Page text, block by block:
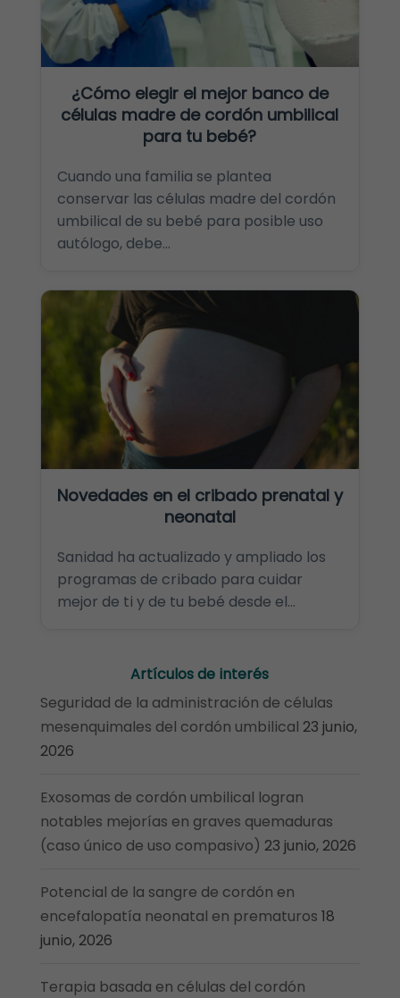
¿Cómo elegir el mejor banco de
células madre de cordón umbilical
para tu bebé?
Cuando una familia se plantea
conservar las células madre del cordón
umbilical de su bebé para posible uso
autólogo, debe...
Novedades en el cribado prenatal y
neonatal
Sanidad ha actualizado y ampliado los
programas de cribado para cuidar
mejor de ti y de tu bebé desde el...
Artículos de interés
Seguridad de la administración de células
mesenquimales del cordón umbilical 23 junio,
2026
Exosomas de cordón umbilical logran
notables mejorías en graves quemaduras
(caso único de uso compasivo) 23 junio, 2026
Potencial de la sangre de cordón en
encefalopatía neonatal en prematuros 18
junio, 2026
Terapia basada en células del cordón